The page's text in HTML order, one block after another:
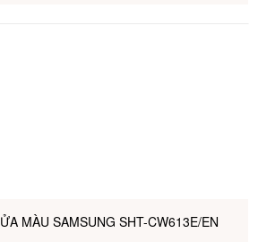
MÀU SAMSUNG SHT-CW613E/EN